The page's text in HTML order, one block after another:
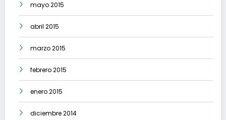
mayo 2015
abril 2015
marzo 2015
febrero 2015
enero 2015
diciembre 2014